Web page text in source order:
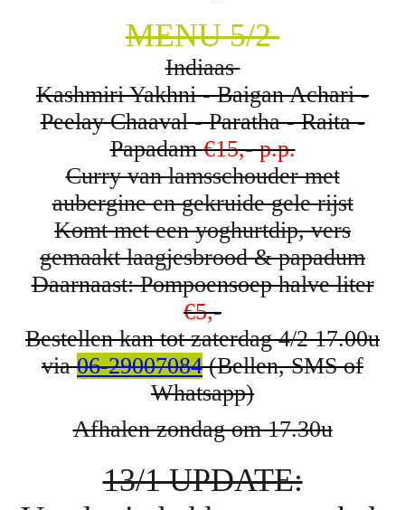
MENU 5/2
Indiaas
Kashmiri Yakhni - Baigan Achari -
Peelay Chaaval - Paratha - Raita -
Papadam€15,- p.p.
Curry van lamsschouder met
aubergine en gekruide gele rijst
Komt met een yoghurtdip, vers
gemaakt laagjesbrood & papadum
Daarnaast: Pompoensoep halve liter
€5,-
Bestellen kan tot zaterdag 4/2 17.00u
via06-29007084(Bellen, SMS of
Whatsapp)
Afhalen zondag om 17.30u
13/1 UPDATE: